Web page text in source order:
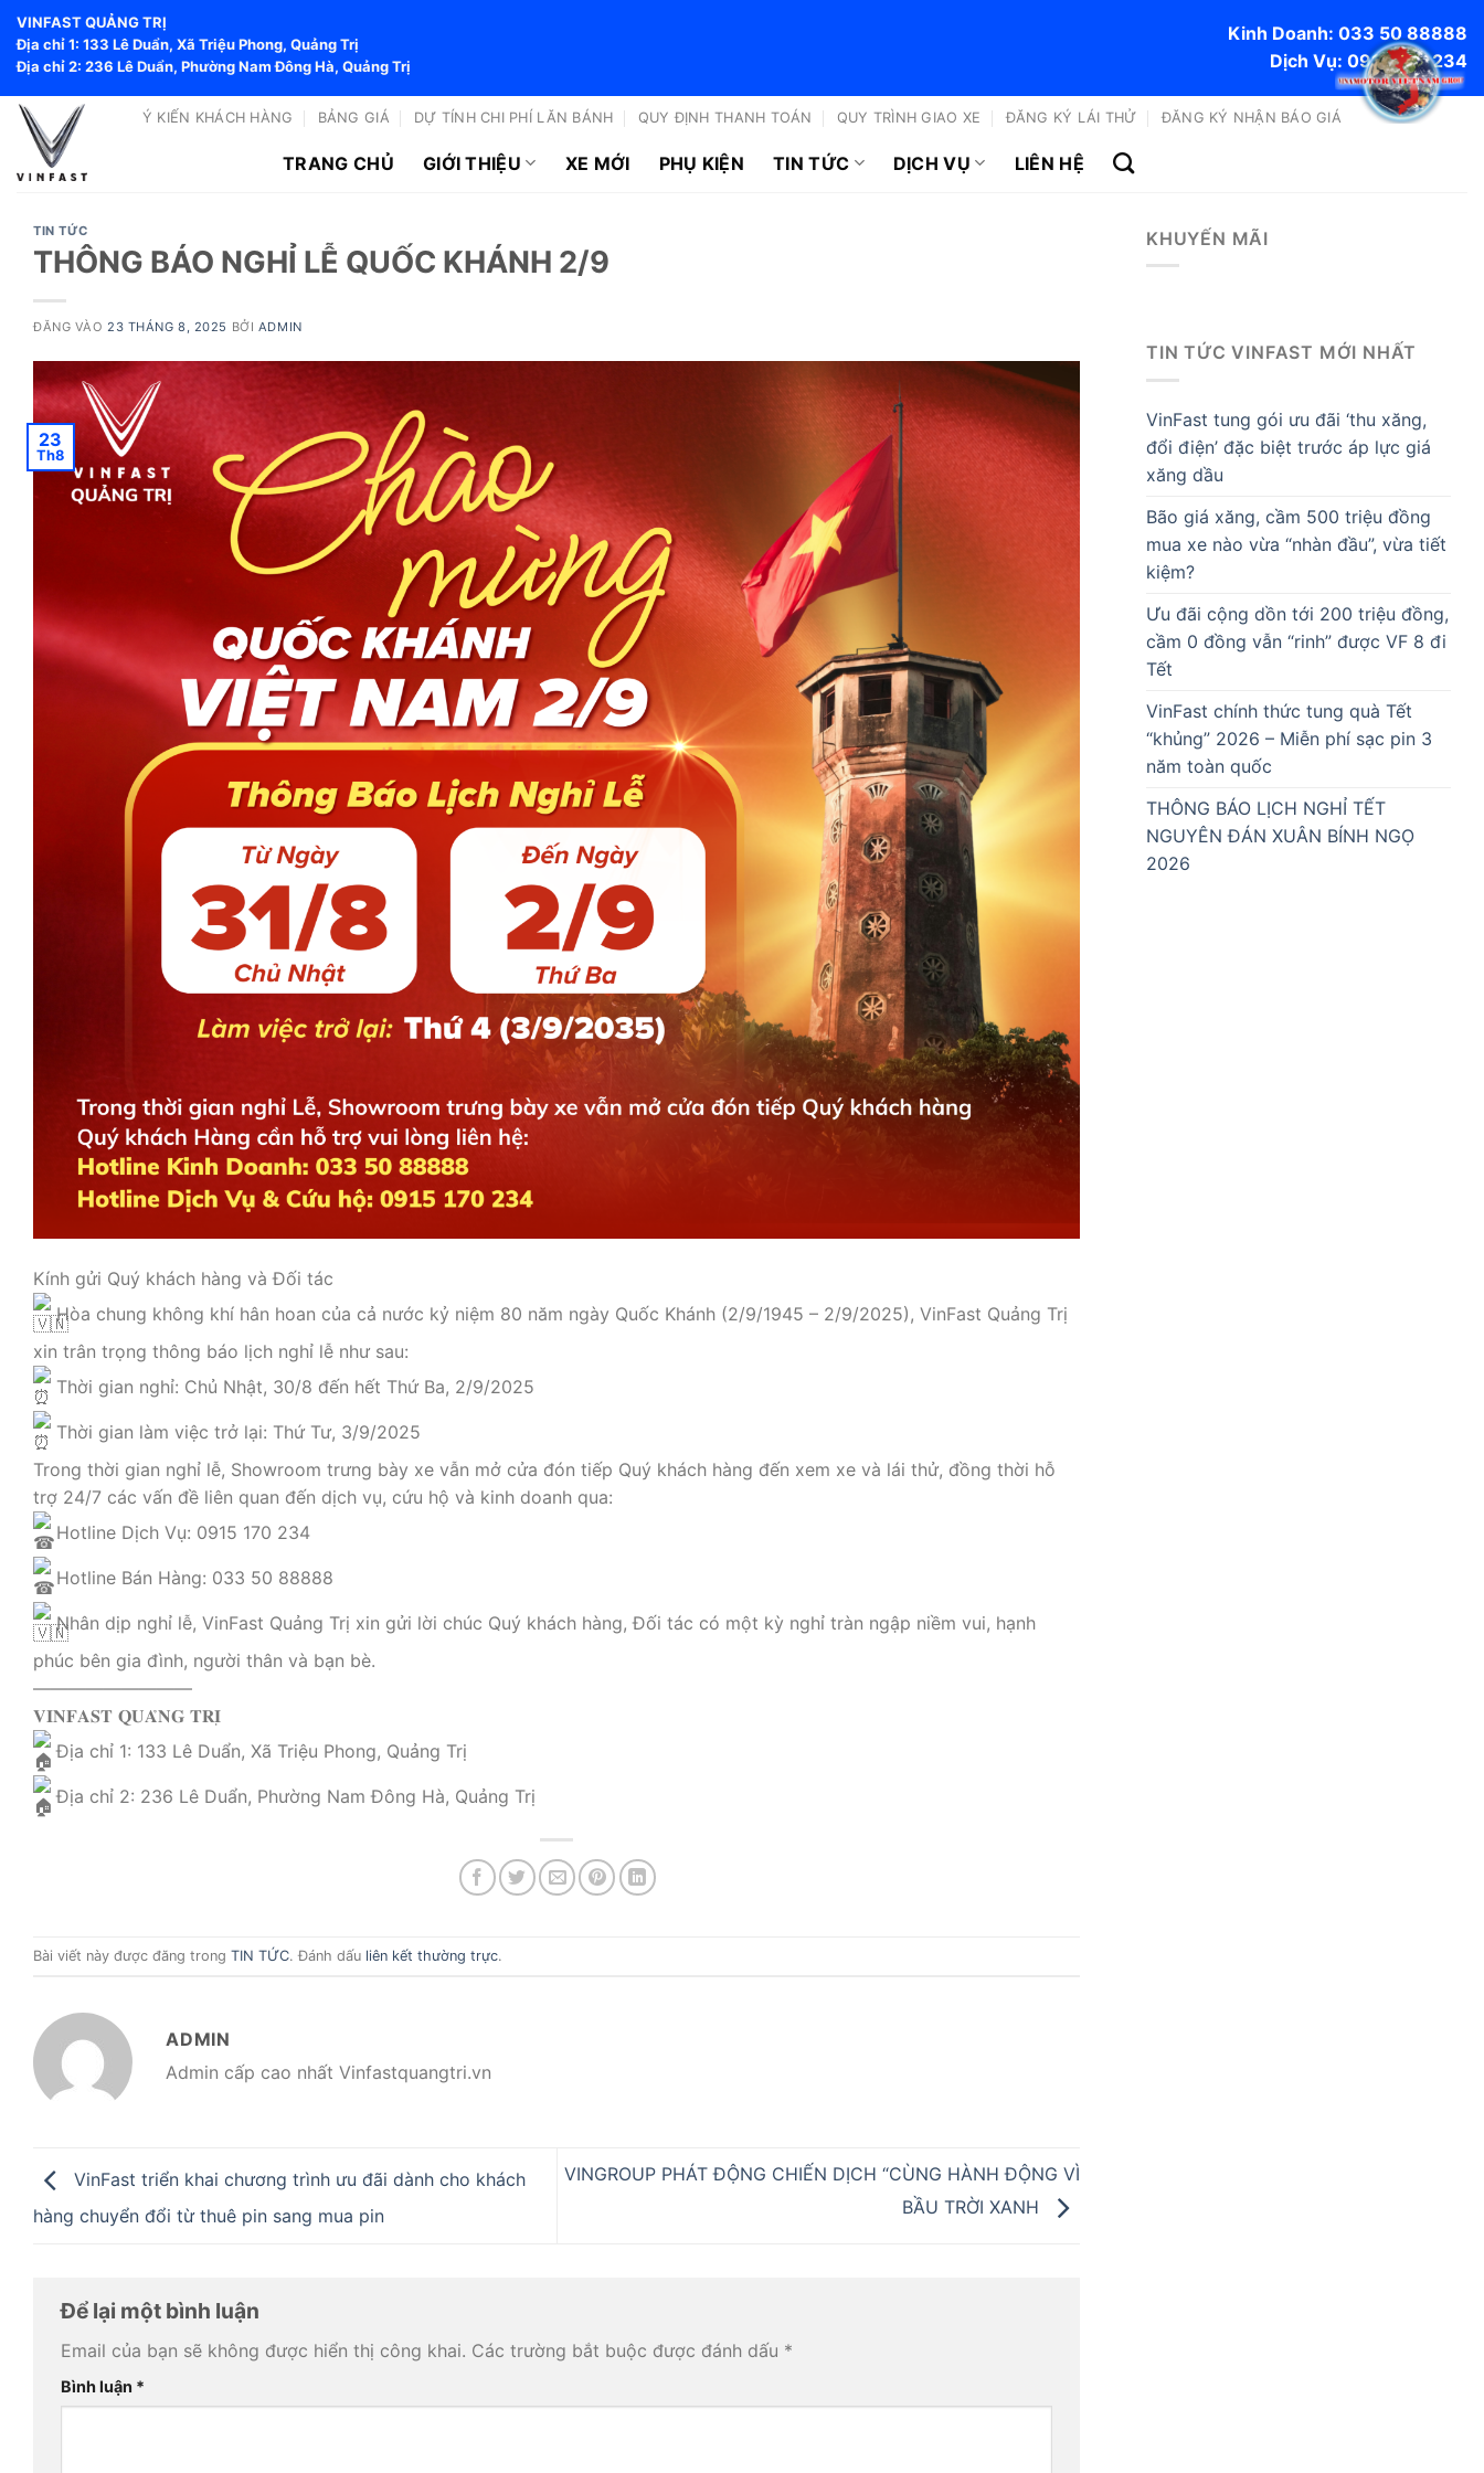
Bỏ
qua
nội
dung
VINFAST QUẢNG TRỊ
Địa chỉ 1: 133 Lê Duẩn, Xã Triệu Phong, Quảng Trị
Địa chỉ 2: 236 Lê Duẩn, Phường Nam Đông Hà, Quảng Trị
Kinh Doanh: 033 50 88888
Dịch Vụ: 0915 170 234
Ý KIẾN KHÁCH HÀNG BẢNG GIÁ DỰ TÍNH CHI PHÍ LĂN BÁNH QUY ĐỊNH THANH TOÁN QUY TRÌNH GIAO XE ĐĂNG KÝ LÁI THỬ ĐĂNG KÝ NHẬN BÁO GIÁ
TRANG CHỦ GIỚI THIỆU XE MỚI PHỤ KIỆN TIN TỨC DỊCH VỤ LIÊN HỆ
TIN TỨC
THÔNG BÁO NGHỈ LỄ QUỐC KHÁNH 2/9
ĐĂNG VÀO23 THÁNG 8, 2025 BỞI ADMIN
23
Th8
Kính gửi Quý khách hàng và Đối tác
Hòa chung không khí hân hoan của cả nước kỷ niệm 80 năm ngày Quốc Khánh (2/9/1945 – 2/9/2025), VinFast Quảng Trị
xin trân trọng thông báo lịch nghỉ lễ như sau:
Thời gian nghỉ: Chủ Nhật, 30/8 đến hết Thứ Ba, 2/9/2025
Thời gian làm việc trở lại: Thứ Tư, 3/9/2025
Trong thời gian nghỉ lễ, Showroom trưng bày xe vẫn mở cửa đón tiếp Quý khách hàng đến xem xe và lái thử, đồng thời hỗ
trợ 24/7 các vấn đề liên quan đến dịch vụ, cứu hộ và kinh doanh qua:
Hotline Dịch Vụ: 0915 170 234
Hotline Bán Hàng: 033 50 88888
Nhân dịp nghỉ lễ, VinFast Quảng Trị xin gửi lời chúc Quý khách hàng, Đối tác có một kỳ nghỉ tràn ngập niềm vui, hạnh
phúc bên gia đình, người thân và bạn bè.
—————————
𝐕𝐈𝐍𝐅𝐀𝐒𝐓 𝐐𝐔𝐀̉𝐍𝐆 𝐓𝐑𝐈̣
Địa chỉ 1: 133 Lê Duẩn, Xã Triệu Phong, Quảng Trị
Địa chỉ 2: 236 Lê Duẩn, Phường Nam Đông Hà, Quảng Trị
Bài viết này được đăng trong TIN TỨC. Đánh dấu liên kết thường trực.
ADMIN
Admin cấp cao nhất Vinfastquangtri.vn
VinFast triển khai chương trình ưu đãi dành cho khách
hàng chuyển đổi từ thuê pin sang mua pin
VINGROUP PHÁT ĐỘNG CHIẾN DỊCH “CÙNG HÀNH ĐỘNG VÌ
BẦU TRỜI XANH
Để lại một bình luận
Email của bạn sẽ không được hiển thị công khai. Các trường bắt buộc được đánh dấu *
Bình luận *
KHUYẾN MÃI
TIN TỨC VINFAST MỚI NHẤT
VinFast tung gói ưu đãi ‘thu xăng,
đổi điện’ đặc biệt trước áp lực giá
xăng dầu
Bão giá xăng, cầm 500 triệu đồng
mua xe nào vừa “nhàn đầu”, vừa tiết
kiệm?
Ưu đãi cộng dồn tới 200 triệu đồng,
cầm 0 đồng vẫn “rinh” được VF 8 đi
Tết
VinFast chính thức tung quà Tết
“khủng” 2026 – Miễn phí sạc pin 3
năm toàn quốc
THÔNG BÁO LỊCH NGHỈ TẾT
NGUYÊN ĐÁN XUÂN BÍNH NGỌ
2026
×
Họ tên
Số điện thoại*